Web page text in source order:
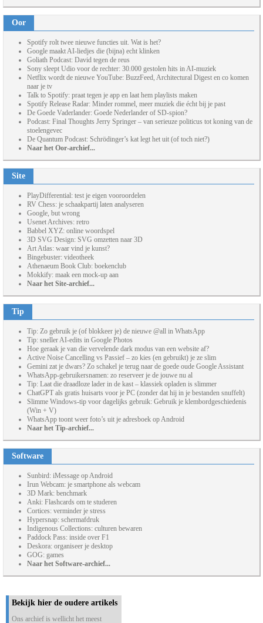
Oor
Spotify rolt twee nieuwe functies uit. Wat is het?
Google maakt AI-liedjes die (bijna) echt klinken
Goliath Podcast: David tegen de reus
Sony sleept Udio voor de rechter: 30.000 gestolen hits in AI-muziek
Netflix wordt de nieuwe YouTube: BuzzFeed, Architectural Digest en co komen
naar je tv
Talk to Spotify: praat tegen je app en laat hem playlists maken
Spotify Release Radar: Minder rommel, meer muziek die écht bij je past
De Goede Vaderlander: Goede Nederlander of SD-spion?
Podcast: Final Thoughts Jerry Springer – van serieuze politicus tot koning van de
stoelengevec
De Quantum Podcast: Schrödinger’s kat legt het uit (of toch niet?)
Naar het Oor-archief...
Site
PlayDifferential: test je eigen vooroordelen
RV Chess: je schaakpartij laten analyseren
Google, but wrong
Usenet Archives: retro
Babbel XYZ: online woordspel
3D SVG Design: SVG omzetten naar 3D
Art Atlas: waar vind je kunst?
Bingebuster: videotheek
Athenaeum Book Club: boekenclub
Mokkify: maak een mock-up aan
Naar het Site-archief...
Tip
Tip: Zo gebruik je (of blokkeer je) de nieuwe @all in WhatsApp
Tip: sneller AI-edits in Google Photos
Hoe geraak je van die vervelende dark modus van een website af?
Active Noise Cancelling vs Passief – zo kies (en gebruikt) je ze slim
Gemini zat je dwars? Zo schakel je terug naar de goede oude Google Assistant
WhatsApp-gebruikersnamen: zo reserveer je de jouwe nu al
Tip: Laat die draadloze lader in de kast – klassiek opladen is slimmer
ChatGPT als gratis huisarts voor je PC (zonder dat hij in je bestanden snuffelt)
Slimme Windows-tip voor dagelijks gebruik: Gebruik je klembordgeschiedenis
(Win + V)
WhatsApp toont weer foto’s uit je adresboek op Android
Naar het Tip-archief...
Software
Sunbird: iMessage op Android
Irun Webcam: je smartphone als webcam
3D Mark: benchmark
Anki: Flashcards om te studeren
Cortices: verminder je stress
Hypersnap: schermafdruk
Indigenous Collections: culturen bewaren
Paddock Pass: inside over F1
Deskora: organiseer je desktop
GOG: games
Naar het Software-archief...
Bekijk hier de oudere artikels
Ons archief is wellicht het meest